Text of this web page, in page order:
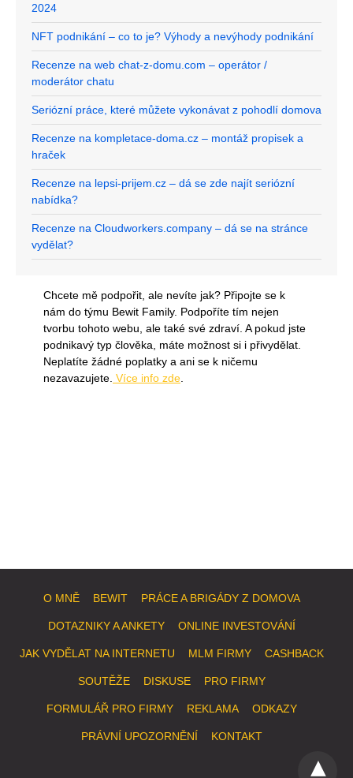
2024
NFT podnikání – co to je? Výhody a nevýhody podnikání
Recenze na web chat-z-domu.com – operátor /
moderátor chatu
Seriózní práce, které můžete vykonávat z pohodlí domova
Recenze na kompletace-doma.cz – montáž propisek a
hraček
Recenze na lepsi-prijem.cz – dá se zde najít seriózní
nabídka?
Recenze na Cloudworkers.company – dá se na stránce
vydělat?
Chcete mě podpořit, ale nevíte jak? Připojte se k
nám do týmu Bewit Family. Podpoříte tím nejen
tvorbu tohoto webu, ale také své zdraví. A pokud jste
podnikavý typ člověka, máte možnost si i přivydělat.
Neplatíte žádné poplatky a ani se k ničemu
nezavazujete. Více info zde
O MNĚ BEWIT PRÁCE A BRIGÁDY Z DOMOVA
DOTAZNIKY A ANKETY ONLINE INVESTOVÁNÍ
JAK VYDĚLAT NA INTERNETU MLM FIRMY CASHBACK
SOUTĚŽE DISKUSE PRO FIRMY
FORMULÁŘ PRO FIRMY REKLAMA ODKAZY
PRÁVNÍ UPOZORNĚNÍ KONTAKT